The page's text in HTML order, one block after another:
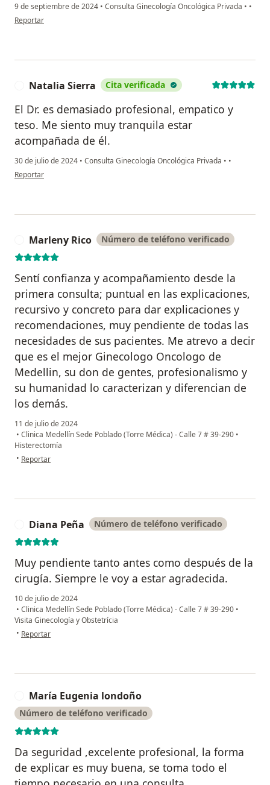
9 de septiembre de 2024 • Consulta Ginecología Oncológica Privada • •
en opinión del usuario M aria Elena Gomez
Reportar
Natalia Sierra Cita verificada
El Dr. es demasiado profesional, empatico y
teso. Me siento muy tranquila estar
acompañada de él.
30 de julio de 2024 • Consulta Ginecología Oncológica Privada • •
en opinión del usuario Natalia Sierra
Reportar
Marleny Rico Número de teléfono verificado
Sentí confianza y acompañamiento desde la
primera consulta; puntual en las explicaciones,
recursivo y concreto para dar explicaciones y
recomendaciones, muy pendiente de todas las
necesidades de sus pacientes. Me atrevo a decir
que es el mejor Ginecologo Oncologo de
Medellin, su don de gentes, profesionalismo y
su humanidad lo caracterizan y diferencian de
los demás.
11 de julio de 2024
• Clinica Medellín Sede Poblado (Torre Médica) - Calle 7 # 39-290 •
Histerectomía
• en opinión del usuario Marleny Rico
Reportar
Diana Peña Número de teléfono verificado
Muy pendiente tanto antes como después de la
cirugía. Siempre le voy a estar agradecida.
10 de julio de 2024
• Clinica Medellín Sede Poblado (Torre Médica) - Calle 7 # 39-290 •
Visita Ginecología y Obstetrícia
• en opinión del usuario Diana Peña
Reportar
María Eugenia londoño
Número de teléfono verificado
Da seguridad ,excelente profesional, la forma
de explicar es muy buena, se toma todo el